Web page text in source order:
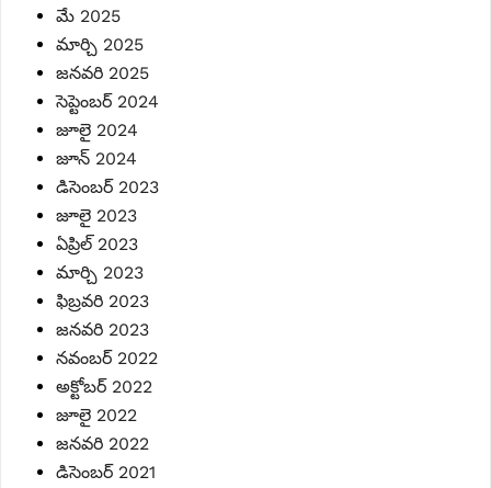
మే 2025
మార్చి 2025
జనవరి 2025
సెప్టెంబర్ 2024
జూలై 2024
జూన్ 2024
డిసెంబర్ 2023
జూలై 2023
ఏప్రిల్ 2023
మార్చి 2023
ఫిబ్రవరి 2023
జనవరి 2023
నవంబర్ 2022
అక్టోబర్ 2022
జూలై 2022
జనవరి 2022
డిసెంబర్ 2021